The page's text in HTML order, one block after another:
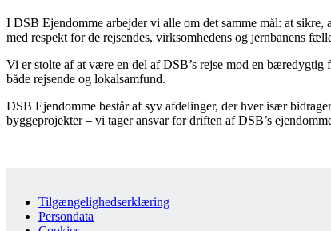
I DSB Ejendomme arbejder vi alle om det samme mål: at
med respekt for de rejsendes, virksomhedens og jernbanens
Vi er stolte af at være en del af DSB’s rejse mod en
både rejsende og lokalsamfund.
DSB Ejendomme består af syv afdelinger, der hver især
byggeprojekter – vi tager ansvar for driften af DSB’s
Tilgængelighedserklæring
Persondata